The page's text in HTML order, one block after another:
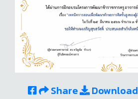
Share Download